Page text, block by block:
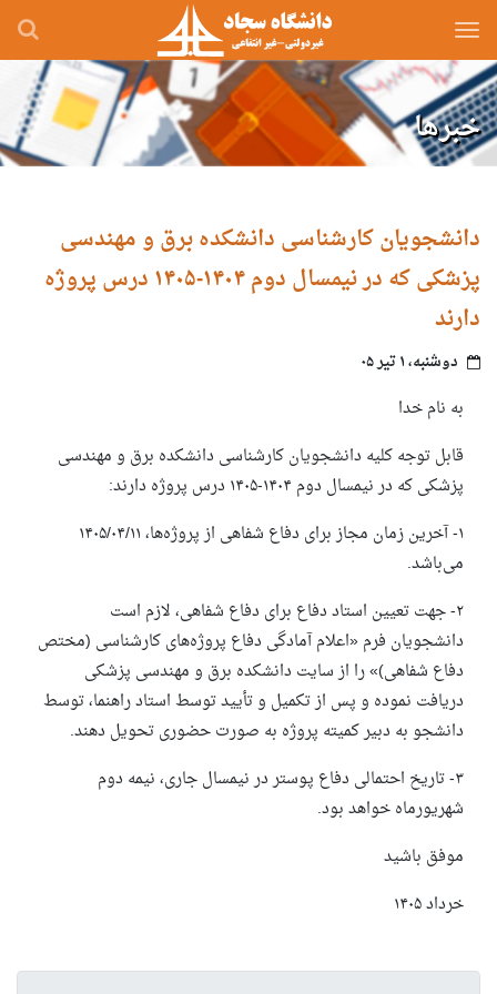
رفتن
محتوای
اصلی
خبرها
دانشجویان کارشناسی دانشکده برق و مهندسی
پزشکی که در نیمسال دوم ۱۴۰۴-۱۴۰۵ درس پروژه
دارند
دوشنبه، ۱ تیر ۰۵
به نام خدا
قابل توجه کلیه دانشجویان کارشناسی دانشکده برق و مهندسی
پزشکی که در نیمسال دوم ۱۴۰۴-۱۴۰۵ درس پروژه دارند:
۱- آخرین زمان مجاز برای دفاع شفاهی از پروژه‌ها، ۱۴۰۵/۰۴/۱۱
می‌باشد.
۲- جهت تعیین استاد دفاع برای دفاع شفاهی، لازم است
دانشجویان فرم «اعلام آمادگی دفاع پروژه‌های کارشناسی (مختص
دفاع شفاهی)» را از سایت دانشکده برق و مهندسی پزشکی
دریافت نموده و پس از تکمیل و تأیید توسط استاد راهنما، توسط
دانشجو به دبیر کمیته پروژه به صورت حضوری تحویل دهند.
۳- تاریخ احتمالی دفاع پوستر در نیمسال جاری، نیمه دوم
شهریورماه خواهد بود.
موفق باشید
خرداد ۱۴۰۵